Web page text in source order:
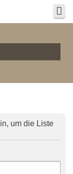
um die Liste